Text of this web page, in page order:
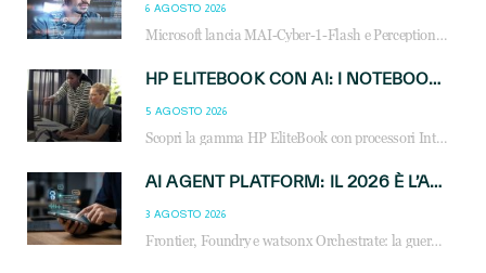
6 AGOSTO 2026
Microsoft lancia MAI-Cyber-1-Flash e Perception: cybersecurity agentica in preview dal 3 novembre. Cosa cambia per MSP, system integrator e reseller.
HP ELITEBOOK CON AI: I NOTEBOOK BUSINESS INTELLIGENTI CHE TRASFORMANO PRODUTTIVITÀ, SICUREZZA E LAVORO IBRIDO
5 AGOSTO 2026
Scopri la gamma HP EliteBook con processori Intel® Core™ Ultra e AMD Ryzen™ AI. Notebook business progettati per aumentare la produttività, migliorare la collaborazione e garantire sicurezza avanzata in ufficio e in mobilità.
AI AGENT PLATFORM: IL 2026 È L’ANNO DEL «SISTEMA OPERATIVO» PER GLI AGENTI AZIENDALI
3 AGOSTO 2026
Frontier, Foundry e watsonx Orchestrate: la guerra delle piattaforme AI agent ridisegna il mercato IT. Cosa cambia per reseller, MSP e system integrator.